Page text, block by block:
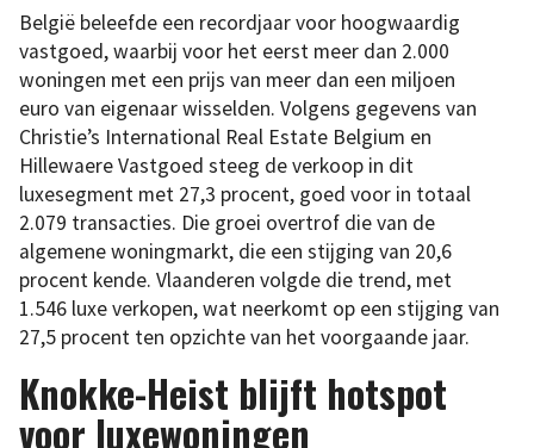
België beleefde een recordjaar voor hoogwaardig
vastgoed, waarbij voor het eerst meer dan 2.000
woningen met een prijs van meer dan een miljoen
euro van eigenaar wisselden. Volgens gegevens van
Christie’s International Real Estate Belgium en
Hillewaere Vastgoed steeg de verkoop in dit
luxesegment met 27,3 procent, goed voor in totaal
2.079 transacties. Die groei overtrof die van de
algemene woningmarkt, die een stijging van 20,6
procent kende. Vlaanderen volgde die trend, met
1.546 luxe verkopen, wat neerkomt op een stijging van
27,5 procent ten opzichte van het voorgaande jaar.
Knokke-Heist blijft hotspot
voor luxewoningen